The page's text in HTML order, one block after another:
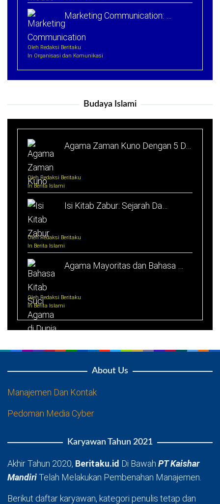
Marketing Communication: …
Oleh Redaksi Beritaku
In Organisasi dan Komunikasi
Budaya Islami
Agama Zaman Kuno Dengan 5 D…
Oleh Redaksi Beritaku
In Berita Islami
Isi Kitab Zabur: Sejarah Da…
Oleh Redaksi Beritaku
In Berita Islami
Agama Mayoritas dan Bahasa …
Oleh Redaksi Beritaku
In Berita Islami
About Us
Manajemen Dan Kontak
Pedoman Media Cyber
Karyawan Tahun 2021
Akhir Tahun 2020, Beritaku.id Di Bawah PT Kaishar
MandiriTelah Melakukan Pembenahan Manajemen.
Berikut daftar karyawan, kategori penulis tetap dan